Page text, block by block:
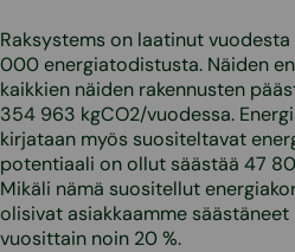
Raksystems on laatinut
000 energiatodistusta. Näiden
kaikkien näiden rakennusten
354 963 kgCO2/vuodessa.
kirjataan myös suositeltavat
potentiaali on ollut säästää 47
Mikäli nämä suositellut
olisivat asiakkaamme
vuosittain noin 20 %.